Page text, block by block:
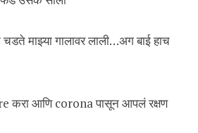
माझ्या गालावर लाली…अग बाई हाच
करा आणि corona पासून आपलं रक्षण